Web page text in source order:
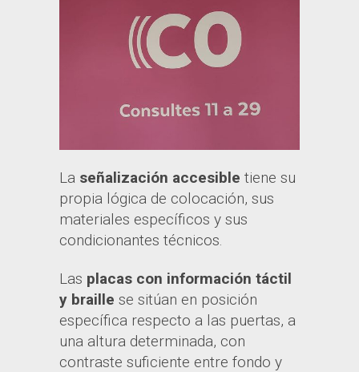
La señalización accesible tiene su
propia lógica de colocación, sus
materiales específicos y sus
condicionantes técnicos.
Las placas con información táctil
y braille se sitúan en posición
específica respecto a las puertas, a
una altura determinada, con
contraste suficiente entre fondo y